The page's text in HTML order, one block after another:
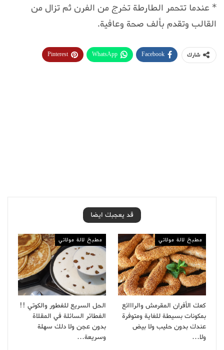
* عندما تتحمر الطارطة تخرج من الفرن ثم تزال من
القالب وتقدم بألف صحة وعافية.
شارك Facebook
WhatsApp
Pinterest
قد يعجبك ايضا
مطبخ لالة مولاتي
كعك الأفران المقرمش والرااائع
بمكونات بسيطة للغاية ومتوفرة
عندك بدون حليب ولا بيض
ولا…
مطبخ لالة مولاتي
الحل السريع للفطور والكوتي !!
الفطائر السائلة في المقلاة
بدون عجن ولا دلك سهلة
وسريعة…